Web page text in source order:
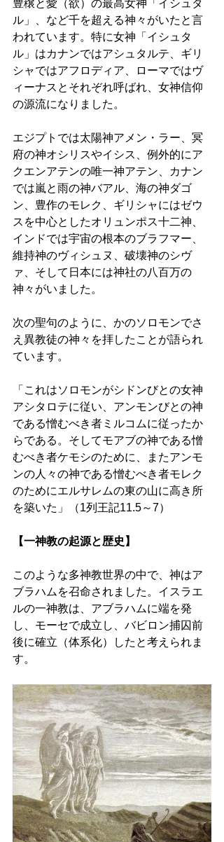
豊穣と愛（欲）の最高女神「イシュタ
ル」、など千を超える神々がいたと言
われています。特に女神「イシュタ
ル」はカナンではアシュタルテ、ギリ
シャではアフロディア、ローマではヴ
ィーナスとそれぞれ呼ばれ、女神信仰
の源流になりました。
エジプトでは太陽神アメン・ラー、冥
府の神オシリスやイシス、例外的にア
クエンアテンの唯一神アテン、カナン
では嵐と雨の神バアル、海の神ダゴ
ン、豊作のモレク、ギリシャにはゼウ
スを中心としたオリュンポス十二神、
インドでは宇宙の根本のブラフマー、
維持神のヴィシュヌ、破壊神のシヴ
ァ、そして日本には神社の八百万の
神々がいました。
次の聖句のように、かのソロモンでさ
え異教徒の神々を拝したことが語られ
ています。
「これはソロモンがシドンびとの女神
アシタロテに従い、アンモンびとの神
である憎むべき者ミルコムに従ったか
らである。そしてモアブの神である憎
むべき者ケモシのために、またアンモ
ンの人々の神である憎むべき者モレク
のためにエルサレムの東の山に高き所
を築いた」（1列王記11.5～7）
【一神教の起源と歴史】
このような多神教世界の中で、神はア
ブラハムを召命されました。イスラエ
ルの一神教は、アブラハムに端を発
し、モーセで成立し、バビロン捕囚前
後に確立（体系化）したと考えられま
す。